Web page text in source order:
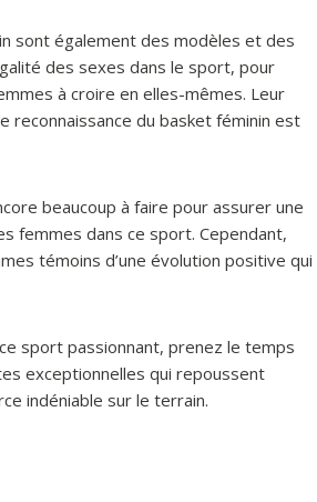
sont également des modèles et des
des sexes dans le sport, pour
à croire en elles-mêmes. Leur
du basket féminin est
beaucoup à faire pour assurer une
femmes dans ce sport. Cependant,
témoins d’une évolution positive qui
sport passionnant, prenez le temps
exceptionnelles qui repoussent
indéniable sur le terrain.